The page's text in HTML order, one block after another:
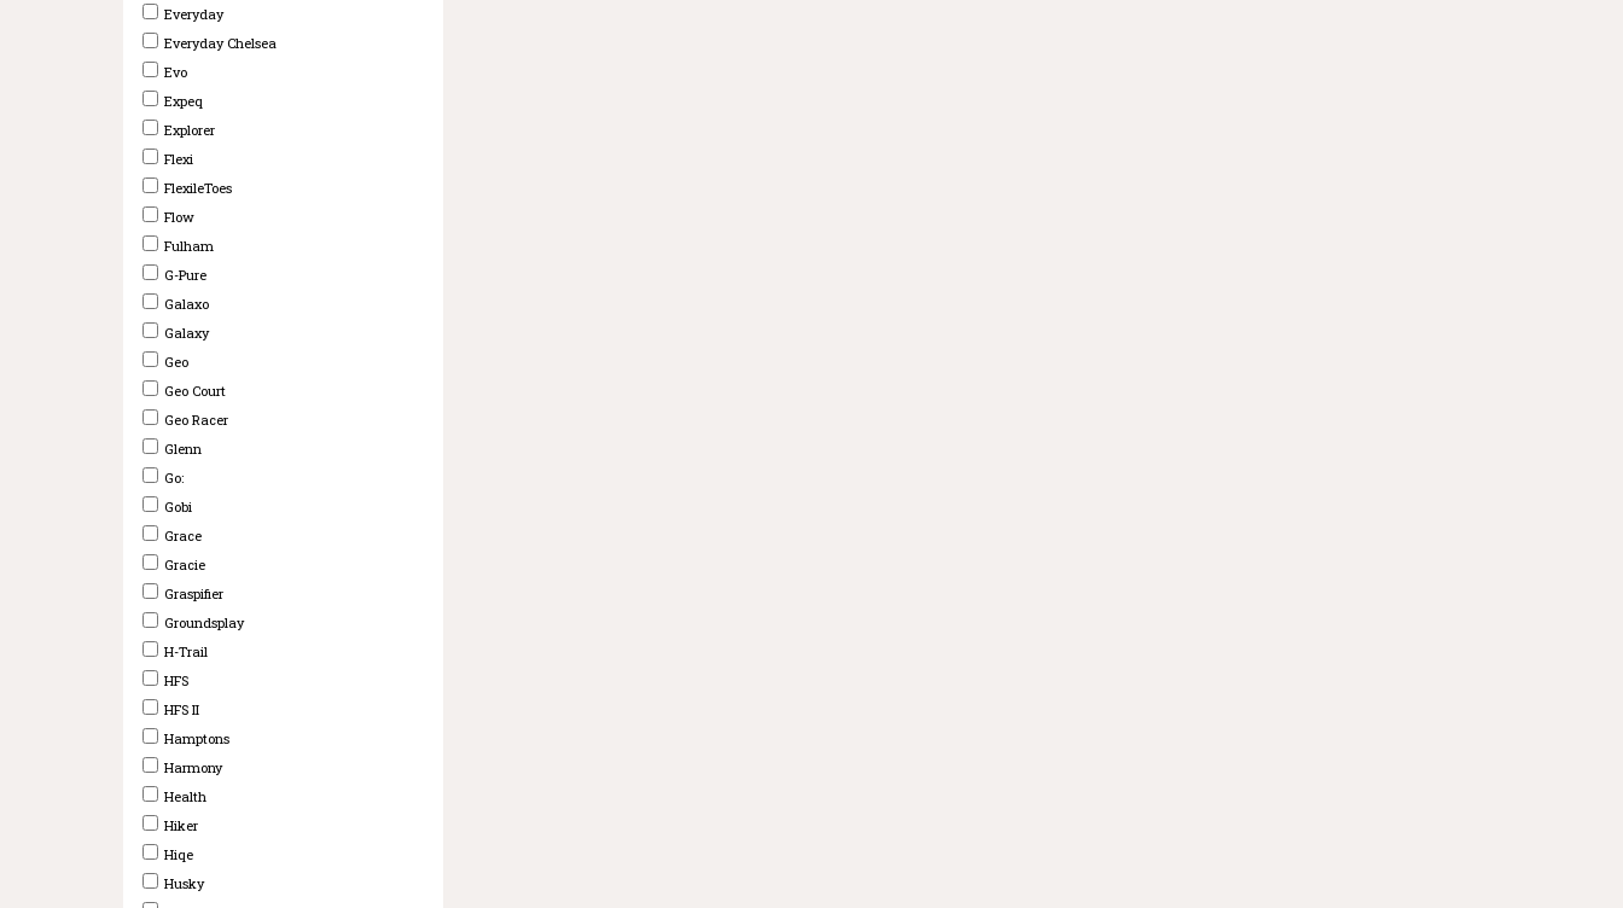
Everyday
Everyday Chelsea
Evo
Expeq
Explorer
Flexi
FlexileToes
Flow
Fulham
G-Pure
Galaxo
Galaxy
Geo
Geo Court
Geo Racer
Glenn
Go:
Gobi
Grace
Gracie
Graspifier
Groundsplay
H-Trail
HFS
HFS II
Hamptons
Harmony
Health
Hiker
Hiqe
Husky